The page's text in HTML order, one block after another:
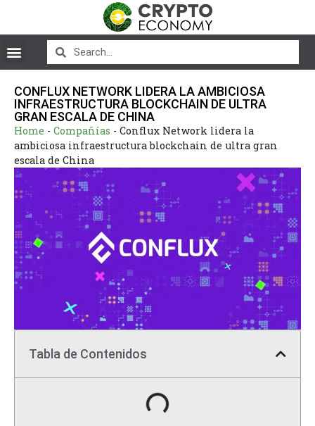
CONFLUX NETWORK LIDERA LA AMBICIOSA
INFRAESTRUCTURA BLOCKCHAIN DE ULTRA
GRAN ESCALA DE CHINA
Home - Compañías - Conflux Network lidera la
ambiciosa infraestructura blockchain de ultra gran
escala de China
Tabla de Contenidos